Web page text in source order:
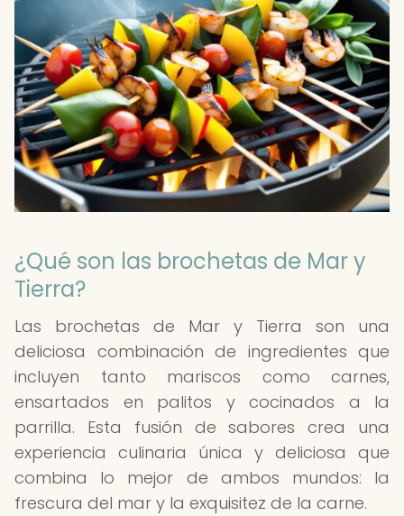
¿Qué son las brochetas de Mar y
Tierra?
Las brochetas de Mar y Tierra son una
deliciosa combinación de ingredientes que
incluyen tanto mariscos como carnes,
ensartados en palitos y cocinados a la
parrilla. Esta fusión de sabores crea una
experiencia culinaria única y deliciosa que
combina lo mejor de ambos mundos: la
frescura del mar y la exquisitez de la carne.